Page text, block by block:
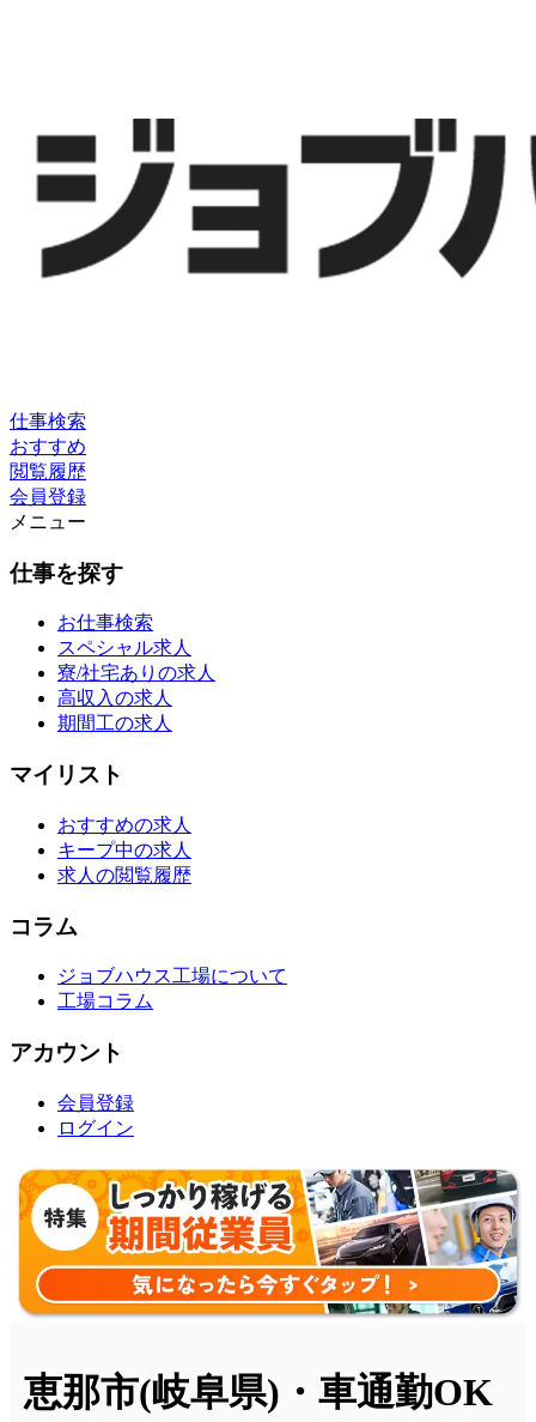
仕事検索
おすすめ
閲覧履歴
会員登録
メニュー
仕事を探す
お仕事検索
スペシャル求人
寮/社宅ありの求人
高収入の求人
期間工の求人
マイリスト
おすすめの求人
キープ中の求人
求人の閲覧履歴
コラム
ジョブハウス工場について
工場コラム
アカウント
会員登録
ログイン
恵那市(岐阜県)・車通勤OK